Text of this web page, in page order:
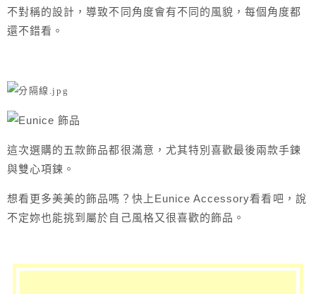
不對稱的設計，導致不同角度會有不同的風貌，每個角度都
還不錯看。
這次選購的五款飾品都很滿意，尤其特別喜歡最後兩款手鍊
與雙心項鍊。
想看更多美美的飾品嗎？快上Eunice Accessory看看吧，說
不定妳也能挑到屬於自己風格又很喜歡的飾品。